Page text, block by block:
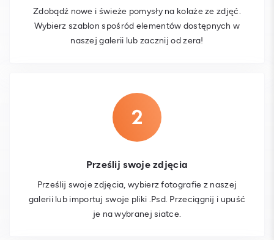
Zdobądź nowe i świeże pomysły na kolaże ze zdjęć.
Wybierz szablon spośród elementów dostępnych w
naszej galerii lub zacznij od zera!
Prześlij swoje zdjęcia
Prześlij swoje zdjęcia, wybierz fotografie z naszej
galerii lub importuj swoje pliki .Psd. Przeciągnij i upuść
je na wybranej siatce.